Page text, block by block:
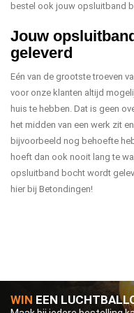
bestel ook jouw opsluitband
Jouw
geleverd
Eén van de grootste troeven
voor onze klanten altijd
huis te hebben. Dat is geen
het midden van een werk zit
bijvoorbeeld nog behoefte
hoeft dan ook nooit lang te
opsluitband bocht wordt
hier bij Betondingen!
WIN EEN